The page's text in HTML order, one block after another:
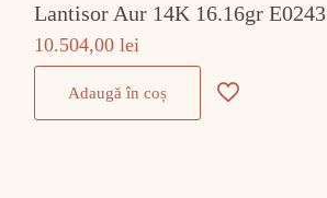
Lantisor Aur 14K 16.16gr E0243
10.504,00lei
Adaugă în coș